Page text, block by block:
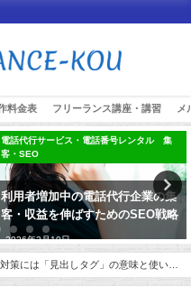
料金表 フリーランス講座・講習 メ
電話代行サービス・電話番号レンタル 集
客・SEO
利用者増加中の電話代行企業の集
客・収益を伸ばすためのSEO戦略
2026年2月10日
策には「見出しタグ」の意味と使い方